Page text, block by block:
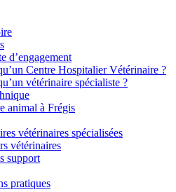
d’engagement
Centre Hospitalier Vétérinaire ?
vétérinaire spécialiste ?
animal à Frégis
vétérinaires spécialisées
vétérinaires
support
pratiques